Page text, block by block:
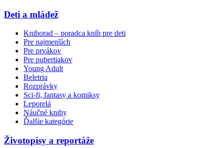
Deti a mládež
Knihorad – poradca kníh pre deti
Pre najmenších
Pre prvákov
Pre pubertiakov
Young Adult
Beletria
Rozprávky
Sci-fi, fantasy a komiksy
Leporelá
Náučné knihy
Ďalšie kategórie
Životopisy a reportáže